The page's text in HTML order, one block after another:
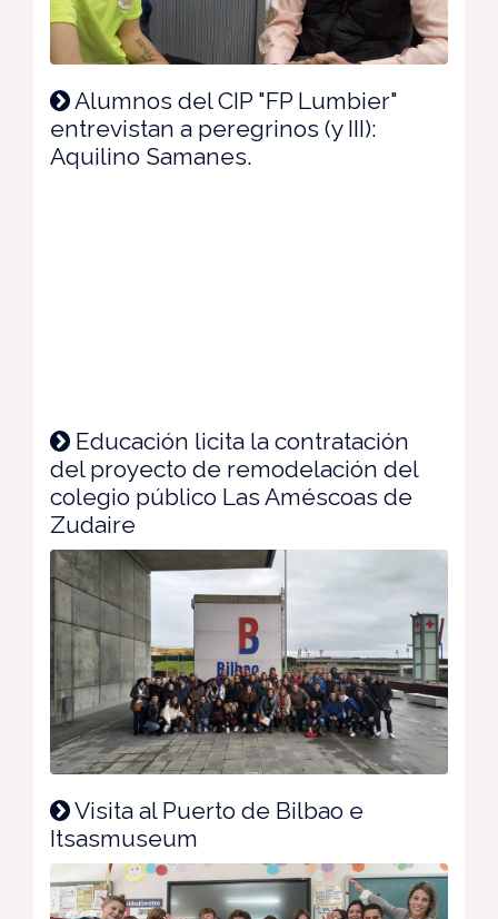
Alumnos del CIP "FP Lumbier"
entrevistan a peregrinos (y III):
Aquilino Samanes.
Educación licita la contratación
del proyecto de remodelación del
colegio público Las Améscoas de
Zudaire
Visita al Puerto de Bilbao e
Itsasmuseum